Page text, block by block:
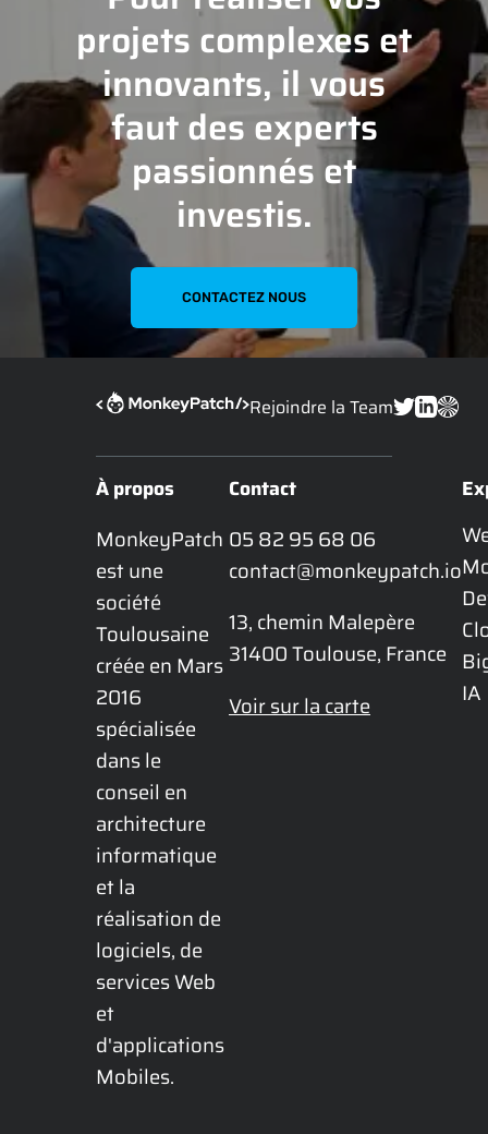
projets complexes et
innovants, il vous
faut des experts
passionnés et
investis.
CONTACTEZ NOUS
Rejoindre la Team
À propos
MonkeyPatch
est une
société
Toulousaine
créée en Mars
2016
spécialisée
dans le
conseil en
architecture
informatique
et la
réalisation de
logiciels, de
services Web
et
d'applications
Mobiles.
Contact
05 82 95 68 06
contact@monkeypatch.io
13, chemin Malepère
31400 Toulouse, France
Voir sur la carte
IA